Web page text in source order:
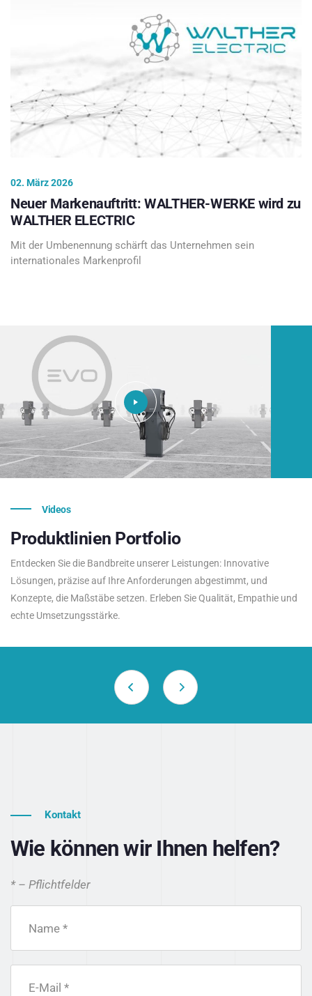
02. März 2026
Neuer Markenauftritt: WALTHER-WERKE wird zu
WALTHER ELECTRIC
Mit der Umbenennung schärft das Unternehmen sein
internationales Markenprofil
Videos
Produktlinien Portfolio
Entdecken Sie die Bandbreite unserer Leistungen: Innovative
Lösungen, präzise auf Ihre Anforderungen abgestimmt, und
Konzepte, die Maßstäbe setzen. Erleben Sie Qualität, Empathie und
echte Umsetzungsstärke.
Kontakt
Wie können wir Ihnen helfen?
* – Pflichtfelder
Name *
E-Mail *